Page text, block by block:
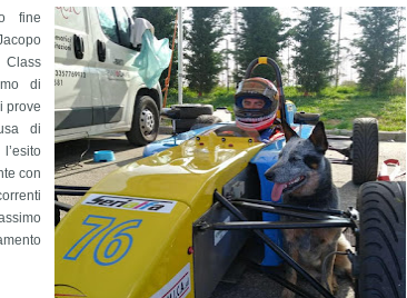
fine
Class
di
prove
di
con